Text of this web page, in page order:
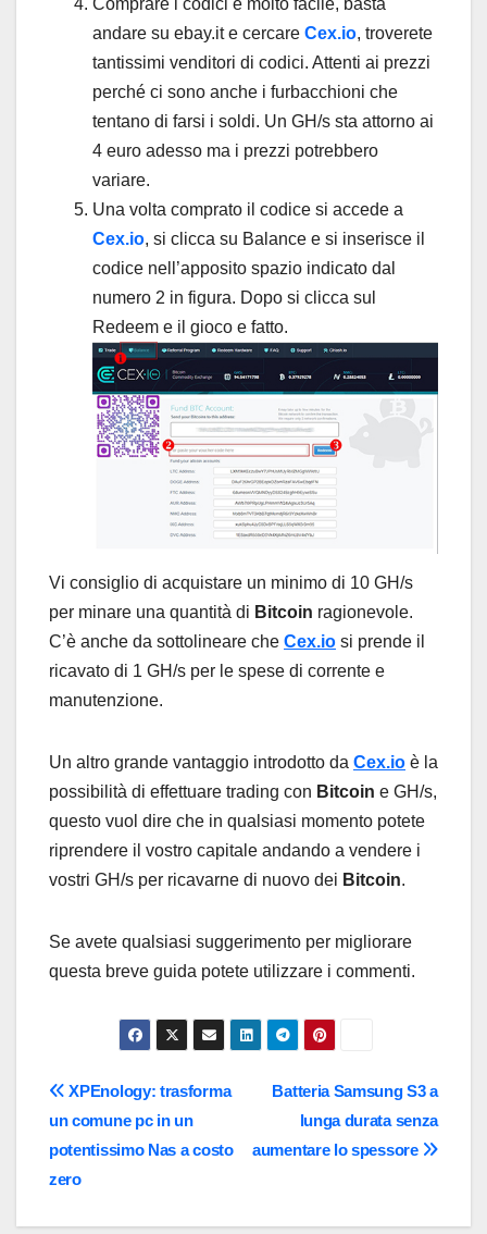
andare su ebay.it e cercare Cex.io, troverete
tantissimi venditori di codici. Attenti ai prezzi
perché ci sono anche i furbacchioni che
tentano di farsi i soldi. Un GH/s sta attorno ai
4 euro adesso ma i prezzi potrebbero
variare.
Una volta comprato il codice si accede a
Cex.io, si clicca su Balance e si inserisce il
codice nell’apposito spazio indicato dal
numero 2 in figura. Dopo si clicca sul
Redeem e il gioco e fatto.
Vi consiglio di acquistare un minimo di 10 GH/s
per minare una quantità di Bitcoin ragionevole.
C’è anche da sottolineare che Cex.io si prende il
ricavato di 1 GH/s per le spese di corrente e
manutenzione.
Un altro grande vantaggio introdotto da Cex.io è la
possibilità di effettuare trading con Bitcoin e GH/s,
questo vuol dire che in qualsiasi momento potete
riprendere il vostro capitale andando a vendere i
vostri GH/s per ricavarne di nuovo dei Bitcoin.
Se avete qualsiasi suggerimento per migliorare
questa breve guida potete utilizzare i commenti.
Navigazione
articoli
Batteria Samsung S3 a
lunga durata senza
aumentare lo spessore
XPEnology: trasforma
un comune pc in un
potentissimo Nas a costo
zero